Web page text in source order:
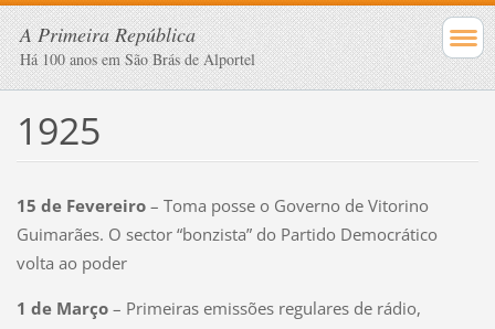
A Primeira República
Há 100 anos em São Brás de Alportel
1925
15 de Fevereiro – Toma posse o Governo de Vitorino
Guimarães. O sector “bonzista” do Partido Democrático
volta ao poder
1 de Março – Primeiras emissões regulares de rádio,